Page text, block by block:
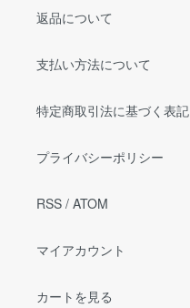
返品について
支払い方法について
特定商取引法に基づく表記
プライバシーポリシー
RSS / ATOM
マイアカウント
カートを見る